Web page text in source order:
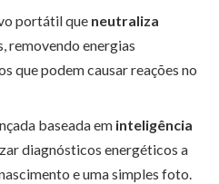
portátil que neutraliza
removendo energias
que podem causar reações no
baseada em inteligência
diagnósticos energéticos a
e uma simples foto.